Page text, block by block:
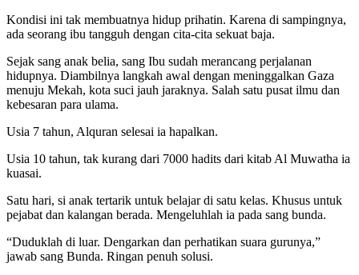
Kondisi ini tak membuatnya hidup prihatin. Karena di sampingnya,
ada seorang ibu tangguh dengan cita-cita sekuat baja.
Sejak sang anak belia, sang Ibu sudah merancang perjalanan
hidupnya. Diambilnya langkah awal dengan meninggalkan Gaza
menuju Mekah, kota suci jauh jaraknya. Salah satu pusat ilmu dan
kebesaran para ulama.
Usia 7 tahun, Alquran selesai ia hapalkan.
Usia 10 tahun, tak kurang dari 7000 hadits dari kitab Al Muwatha ia
kuasai.
Satu hari, si anak tertarik untuk belajar di satu kelas. Khusus untuk
pejabat dan kalangan berada. Mengeluhlah ia pada sang bunda.
“Duduklah di luar. Dengarkan dan perhatikan suara gurunya,”
jawab sang Bunda. Ringan penuh solusi.